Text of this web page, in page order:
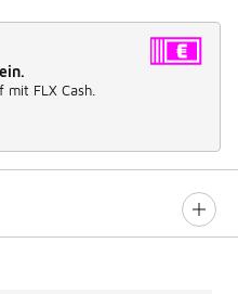
mit FLX Cash.